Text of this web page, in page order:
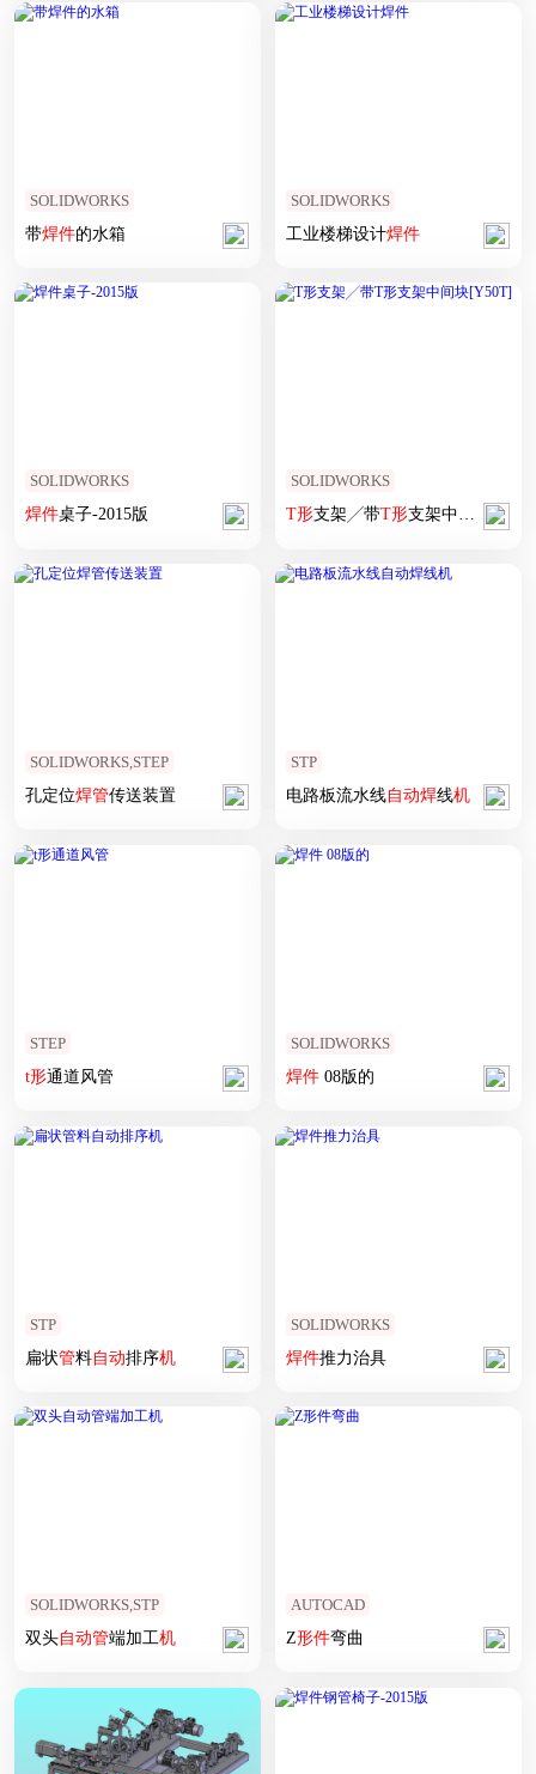
SOLIDWORKS
带焊件的水箱
SOLIDWORKS
工业楼梯设计焊件
SOLIDWORKS
焊件桌子-2015版
SOLIDWORKS
T形支架╱带T形支架中间块[Y50
SOLIDWORKS,STEP
孔定位焊管传送装置
STP
电路板流水线自动焊线机
STEP
t形通道风管
SOLIDWORKS
焊件08版的
STP
扁状管料自动排序机
SOLIDWORKS
焊件推力治具
SOLIDWORKS,STP
双头自动管端加工机
AUTOCAD
Z形件弯曲